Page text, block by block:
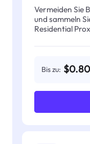
Vermeiden Sie
und sammeln
Residential
Bis zu: $0.80